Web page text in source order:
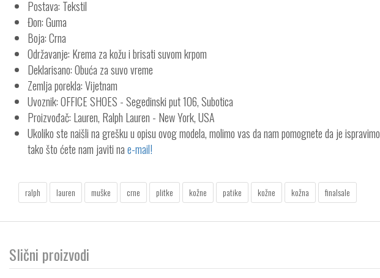
Postava: Tekstil
Đon: Guma
Boja: Crna
Održavanje: Krema za kožu i brisati suvom krpom
Deklarisano: Obuća za suvo vreme
Zemlja porekla: Vijetnam
Uvoznik: OFFICE SHOES - Segedinski put 106, Subotica
Proizvođač: Lauren, Ralph Lauren - New York, USA
Ukoliko ste naišli na grešku u opisu ovog modela, molimo vas da nam pomognete da je ispravimo
tako što ćete nam javiti nae-mail!
ralph lauren muške crne plitke kožne patike kožne kožna finalsale
Slični proizvodi